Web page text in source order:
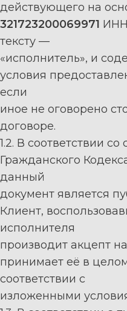
действующего на
321723200069971 ИНН
тексту —
«исполнитель», и
условия
если
иное не оговорено
договоре.
1.2. В соответствии со
Гражданского
данный
документ является
Клиент,
исполнителя
производит акцепт
принимает её в
соответствии с
изложенными